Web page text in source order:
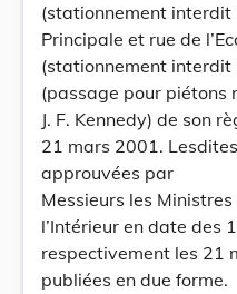
(stationnement interdit
Principale et rue de
(stationnement interdit
(passage pour piétons
J. F. Kennedy) de son
21 mars 2001.
approuvées par
Messieurs les
l’Intérieur en date des
respectivement les 21
publiées en due forme.